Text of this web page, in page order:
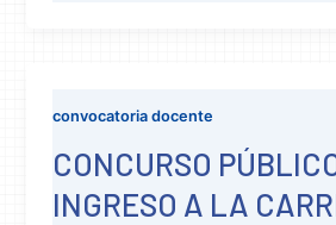
convocatoria docente
CONCURSO
INGRESO A LA